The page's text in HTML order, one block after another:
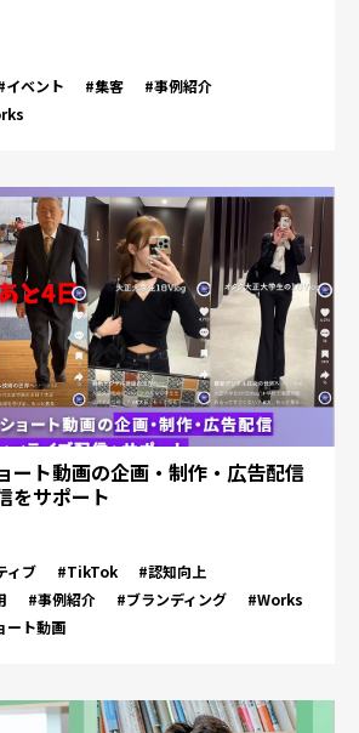
イベント #集客
#事例紹介
ート動画の企画・制作・広告配信
をサポート
ィブ #TikTok
#認知向上
#事例紹介 #ブランディング
#Works
ート動画